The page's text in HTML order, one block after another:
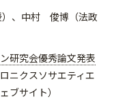
）、中村 俊博（法政
研究会優秀論文発表
ニクスソサエティエ
ブサイト）